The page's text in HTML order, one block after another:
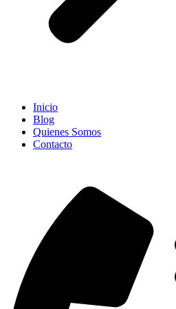
Inicio
Blog
Quienes Somos
Contacto